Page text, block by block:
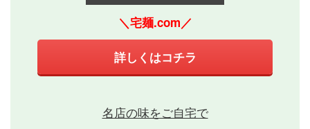
＼宅麺.com／
詳しくはコチラ
名店の味をご自宅で